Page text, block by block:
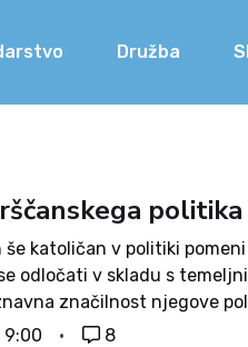
Družba
politika
katoličan v politiki
odločati v skladu s
značilnost njegove
pogled v prihodnost, ki ne
9:00 8